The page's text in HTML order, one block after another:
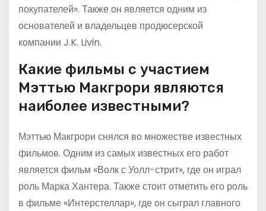
покупателей». Также он является одним из
основателей и владельцев продюсерской
компании J.K. Livin.
Какие фильмы с участием
Мэттью Макгрори являются
наиболее известными?
Мэттью Макгрори снялся во множестве известных
фильмов. Одним из самых известных его работ
является фильм «Волк с Уолл-стрит», где он играл
роль Марка Хантера. Также стоит отметить его роль
в фильме «Интерстеллар», где он сыграл главного